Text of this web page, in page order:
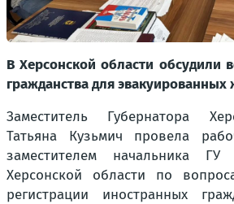
В Херсонской области обсудили
гражданства для эвакуированных
Заместитель Губернатора
Татьяна Кузьмич провела
заместителем начальника
Херсонской области по
регистрации иностранных